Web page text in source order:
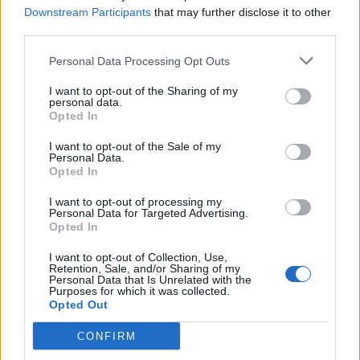
Downstream Participants that may further disclose it to other
Personal Data Processing Opt Outs
I want to opt-out of the Sharing of my
personal data.
Opted In
I want to opt-out of the Sale of my
Personal Data.
Opted In
I want to opt-out of processing my
Personal Data for Targeted Advertising.
Opted In
I want to opt-out of Collection, Use,
Retention, Sale, and/or Sharing of my
Personal Data that Is Unrelated with the
Purposes for which it was collected.
Opted Out
CONFIRM
molto contento in questo momento di poter
allenare sia Krstovic che Camarda.
cercando di lavorare per fargli capire quanto è
importante essere presente e lavorare al
meglio. Si possono avere alti e bassi ma deve
pensare a dare il massimo per questa maglia.
che va rispettato. Fino a quando siamo qua
pretendo da tutti il massimo impegno e la
massima serietà".
Di Francesco su Sottil
"Credo sia venuto qui per il direttore, per me e
per quello che ha fatto la squadra negli ultimi